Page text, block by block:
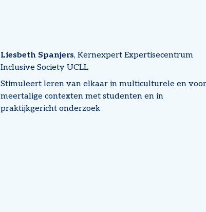
Liesbeth Spanjers Kernexpert Expertisecentrum
Inclusive Society UCLL
Stimuleert leren van elkaar in multiculturele en voor
meertalige contexten met studenten en in
praktijkgericht onderzoek